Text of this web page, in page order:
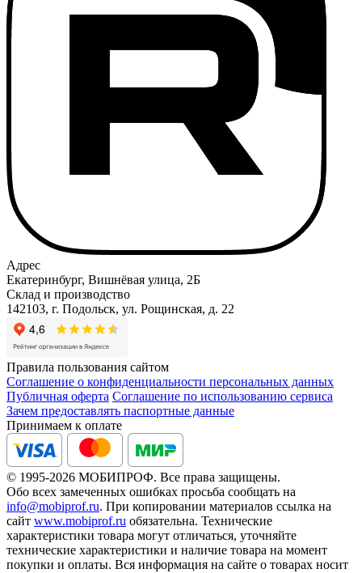
Адрес
Екатеринбург, Вишнёвая улица, 2Б
Склад и производство
142103, г. Подольск, ул. Рощинская, д. 22
Правила пользования сайтом
Соглашение о конфиденциальности персональных данных
Публичная оферта Соглашение по использованию сервиса
Зачем предоставлять паспортные данные
Принимаем к оплате
© 1995-2026 МОБИПРОФ. Все права защищены.
Обо всех замеченных ошибках просьба сообщать на
info@mobiprof.ru. При копировании материалов ссылка на
сайт www.mobiprof.ru обязательна. Технические
характеристики товара могут отличаться, уточняйте
технические характеристики и наличие товара на момент
покупки и оплаты. Вся информация на сайте о товарах носит